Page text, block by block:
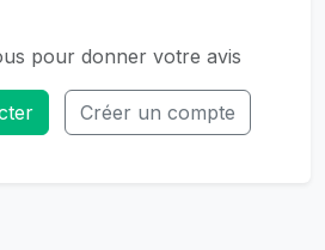
pour donner votre avis
Créer un compte